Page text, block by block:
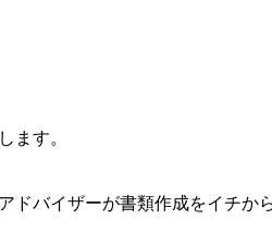
ます。
ドバイザーが書類作成をイチか